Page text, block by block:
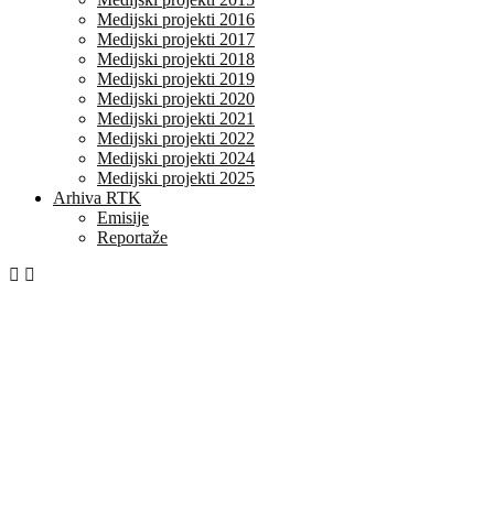
Medijski projekti 2016
Medijski projekti 2017
Medijski projekti 2018
Medijski projekti 2019
Medijski projekti 2020
Medijski projekti 2021
Medijski projekti 2022
Medijski projekti 2024
Medijski projekti 2025
Arhiva RTK
Emisije
Reportaže